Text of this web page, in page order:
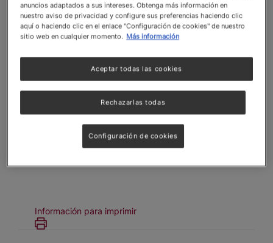
Modo Eco con apagado automático tras 1
minuto de inactividad.
Compatible con más de 30 variedades de
CÓDIGO NESTLÉ:
Información para imprimir
anuncios adaptados a sus intereses. Obtenga más información en
nuestro aviso de privacidad y configure sus preferencias haciendo clic
aquí o haciendo clic en el enlace "Configuración de cookies" de nuestro
sitio web en cualquier momento. Más información
Rechazarlas todas
Aceptar todas las cookies
Configuración de cookies